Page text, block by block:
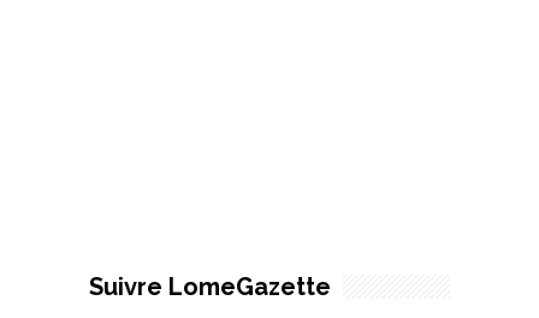
Suivre LomeGazette